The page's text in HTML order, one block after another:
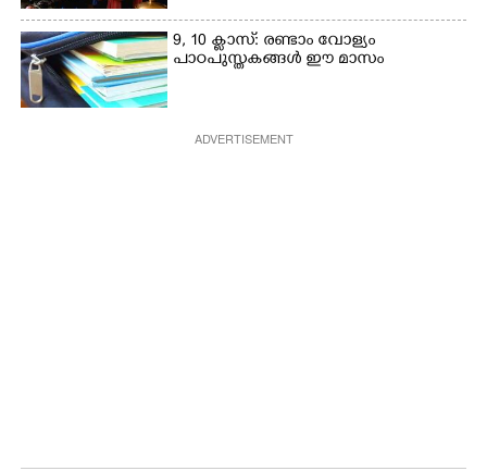
9, 10 ക്ലാസ്: രണ്ടാം വോള്യം
പാഠപുസ്തകങ്ങൾ ഈ മാസം
ADVERTISEMENT